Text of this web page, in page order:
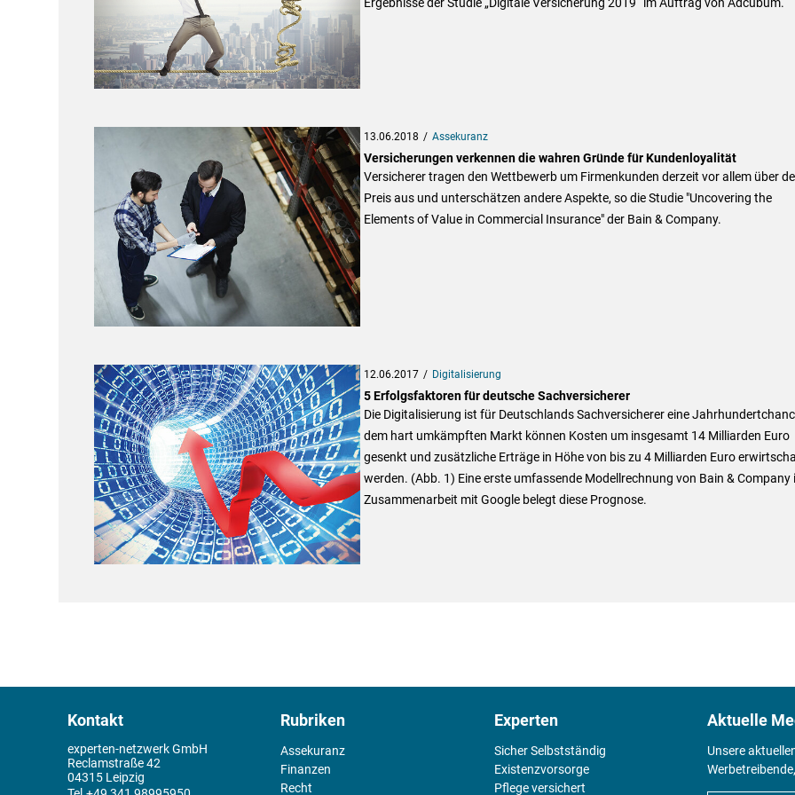
13.06.2018 Assekuranz
Versicherungen verkennen die wahren Gründe für Kundenloyalität
Versicherer tragen den Wettbewerb um Firmenkunden derzeit vor allem über
Preis aus und unterschätzen andere Aspekte, so die Studie "Uncovering the
Elements of Value in Commercial Insurance" der Bain & Company.
12.06.2017 Digitalisierung
5 Erfolgsfaktoren für deutsche Sachversicherer
Die Digitalisierung ist für Deutschlands Sachversicherer eine
dem hart umkämpften Markt können Kosten um insgesamt 14 Milliarden Euro
gesenkt und zusätzliche Erträge in Höhe von bis zu 4 Milliarden Euro
werden. (Abb. 1) Eine erste umfassende Modellrechnung von Bain & Company
Zusammenarbeit mit Google belegt diese Prognose.
Kontakt
experten-netzwerk GmbH
Reclamstraße 42
04315 Leipzig
Rubriken
Assekuranz
Finanzen
Recht
Experten
Sicher Selbstständig
Existenz­vorsorge
Pflege versichert
Aktuelle
Unsere